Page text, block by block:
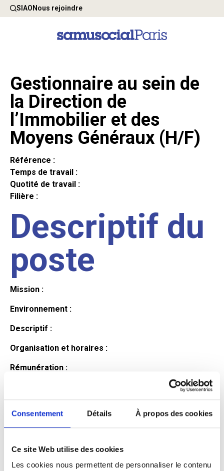
Consentement Détails À propos des cookies
Ce site Web utilise des cookies
Les cookies nous permettent de personnaliser le contenu
SIAONous rejoindre
Gestionnaire au sein de
la Direction de
l’Immobilier et des
Moyens Généraux (H/F)
Référence :
Temps de travail :
Quotité de travail :
Filière :
Descriptif du
poste
Mission :
Environnement :
Descriptif :
Organisation et horaires :
Rémunération :
Profil du
candidat